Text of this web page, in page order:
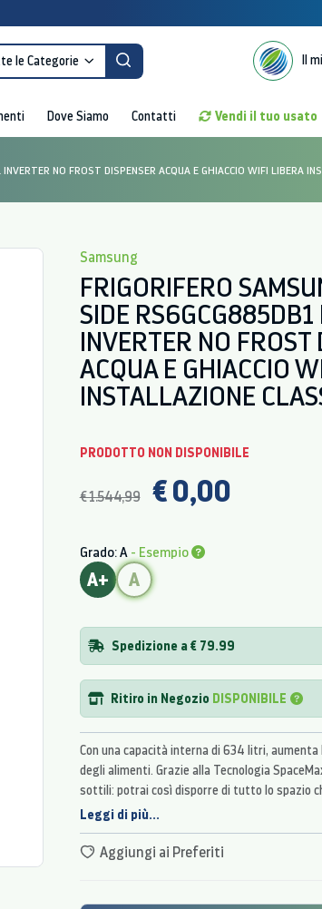
le Categorie Il
Dove Siamo Contatti Vendi il tuo usato
NO FROST DISPENSER ACQUA E GHIACCIO WIFI LIBERA
Samsung
FRIGORIFERO
SIDE
INVERTER NO FROST
ACQUA E GHIACCIO
INSTALLAZIONE
PRODOTTO NON DISPONIBILE
€ 1.544,99 € 0,00
Grado: A - Esempio
A+ A
Spedizione a € 79.99
Ritiro in Negozio DISPONIBILE
Con una capacità interna di 634 litri,
degli alimenti. Grazie alla Tecnologia
sottili: potrai così disporre di tutto lo spazio
dimensioni esterne del frigorifero. Inoltre, il
capacità del freezer di ben 11.
Leggi di più...
Aggiungi ai Preferiti